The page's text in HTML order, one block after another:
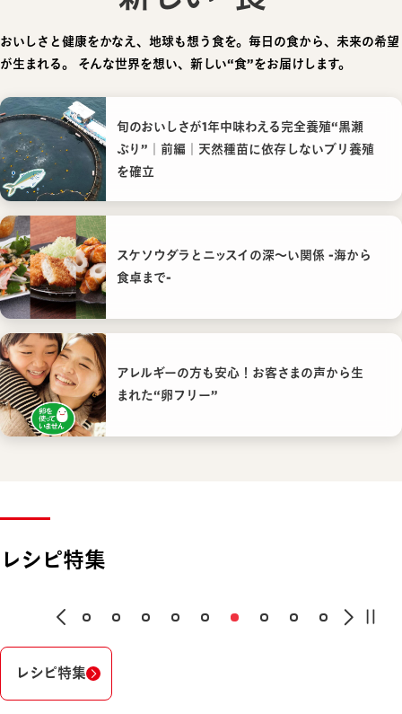
おいしさと健康をかなえ、地球も想う食を。毎日の食から、未来の希望
が生まれる。
そんな世界を想い、新しい“食”をお届けします。
旬のおいしさが1年中味わえる完全養殖“黒瀬
ぶり”｜前編｜天然種苗に依存しないブリ養殖
を確立
スケソウダラとニッスイの深〜い関係 -海から
食卓まで-
アレルギーの方も安心！お客さまの声から生
まれた“卵フリー”
レシピ特集
レシピ特集